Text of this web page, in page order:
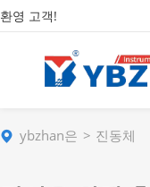
환영 고객!
ybzhan은 진동체